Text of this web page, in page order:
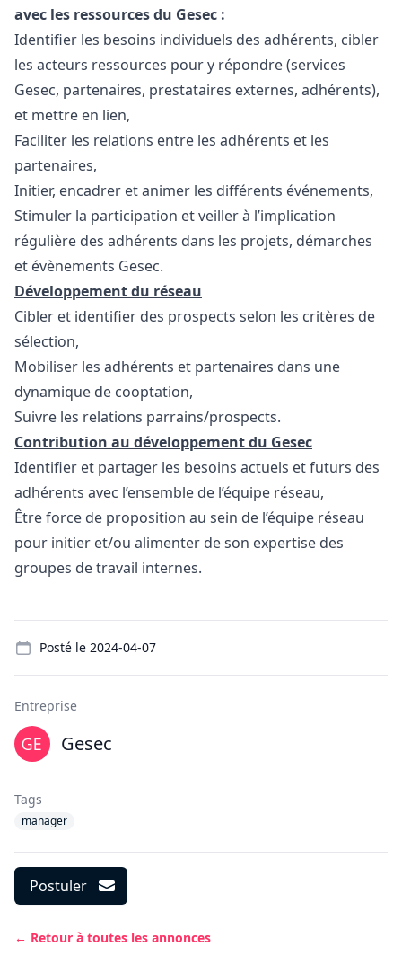
avec les ressources du Gesec :
Identifier les besoins individuels des adhérents, cibler
les acteurs ressources pour y répondre (services
Gesec, partenaires, prestataires externes, adhérents),
et mettre en lien,
Faciliter les relations entre les adhérents et les
partenaires,
Initier, encadrer et animer les différents événements,
Stimuler la participation et veiller à l’implication
régulière des adhérents dans les projets, démarches
et évènements Gesec.
Développement du réseau
Cibler et identifier des prospects selon les critères de
sélection,
Mobiliser les adhérents et partenaires dans une
dynamique de cooptation,
Suivre les relations parrains/prospects.
Contribution au développement du Gesec
Identifier et partager les besoins actuels et futurs des
adhérents avec l’ensemble de l’équipe réseau,
Être force de proposition au sein de l’équipe réseau
pour initier et/ou alimenter de son expertise des
groupes de travail internes.
Posté le 2024-04-07
Entreprise
Gesec
Tags
manager
Postuler
← Retour à toutes les annonces